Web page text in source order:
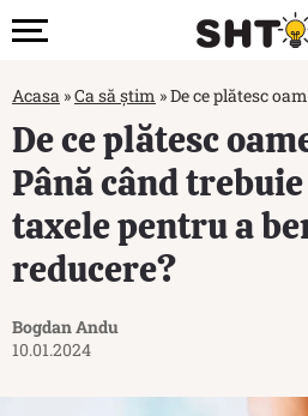
Acasa »Ca să știm »De ce plătesc
De ce plătesc
Până când
taxele pentru a
reducere?
Bogdan Andu
10.01.2024